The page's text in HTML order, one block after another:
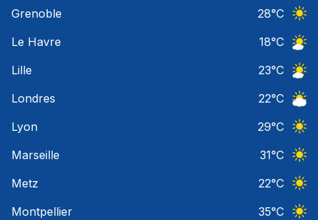
Grenoble
28°C
Le Havre
18°C
Lille
23°C
Londres
22°C
Lyon
29°C
Marseille
31°C
Metz
22°C
Montpellier
35°C